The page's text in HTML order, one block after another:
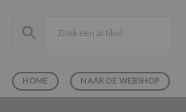
naar
HOME NAAR DE WEBSHOP